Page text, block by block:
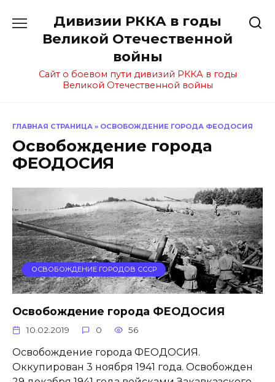
содержанию
Дивизии РККА в годы
Великой Отечественной
войны
Сайт о боевом пути дивизий РККА в годы
Великой Отечественной войны
ГЛАВНАЯ СТРАНИЦА » ОСВОБОЖДЕНИЕ ГОРОДА ФЕОДОСИЯ
Освобождение города
ФЕОДОСИЯ
ОСВОБОЖДЕНИЕ ГОРОДОВ СССР
Освобождение города ФЕОДОСИЯ
10.02.2019 0 56
Освобождение города ФЕОДОСИЯ.
Оккупирован 3 ноября 1941 года. Освобожден